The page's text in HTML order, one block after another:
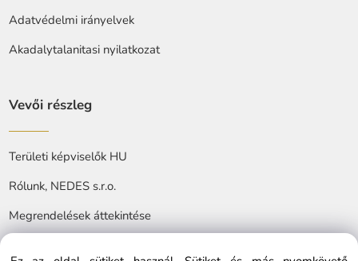
Adatvédelmi irányelvek
Akadalytalanitasi nyilatkozat
Vevői részleg
Területi képviselők HU
Rólunk, NEDES s.r.o.
Megrendelések áttekintése